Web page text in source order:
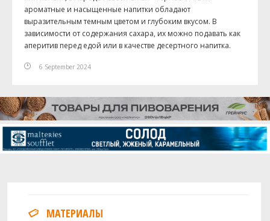
ароматные и насыщенные напитки обладают
выразительным темным цветом и глубоким вкусом. В
зависимости от содержания сахара, их можно подавать как
аперитив перед едой или в качестве десертного напитка.
6 September 2024
МАТЕРИАЛЫ